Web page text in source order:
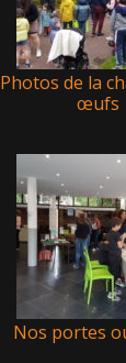
Photos de la
œufs
Nos portes